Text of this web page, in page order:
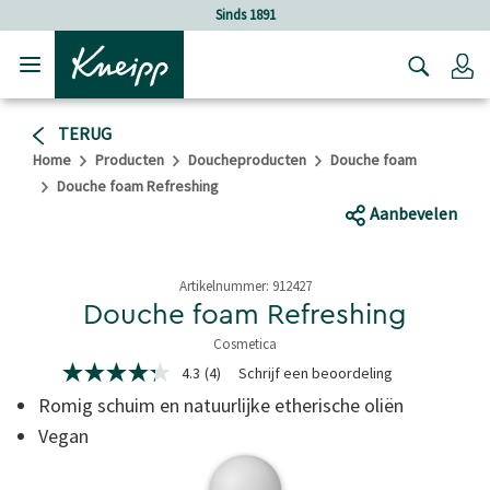
Verder gaan naar hoofdinhoud.Sinds 1891
TERUG
Home Producten Doucheproducten
Douche foam
Douche foam Refreshing
Aanbevelen
Artikelnummer: 912427
Douche foam Refreshing
Cosmetica
4,4 van 5 sterren
4.3
van
5
sterren,
gemiddelde
4.3 (4) Schrijf een beoordeling
Romig schuim en natuurlijke etherische oliën
Vegan